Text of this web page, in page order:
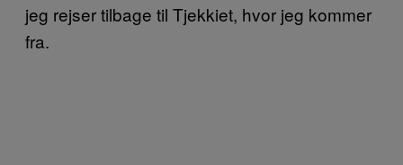
jeg rejser tilbage til Tjekkiet, hvor jeg kommer
fra.